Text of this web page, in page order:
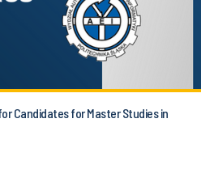
Candidates for Master Studies in